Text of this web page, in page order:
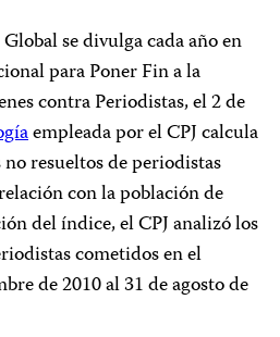
se divulga cada año en
para Poner Fin a la
contra Periodistas, el 2 de
empleada por el CPJ calcula
resueltos de periodistas
con la población de
del índice, el CPJ analizó los
cometidos en el
de 2010 al 31 de agosto de